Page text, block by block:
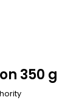
350 g